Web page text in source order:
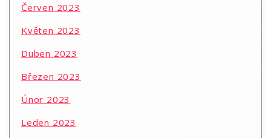
Červen 2023
Květen 2023
Duben 2023
Březen 2023
Únor 2023
Leden 2023